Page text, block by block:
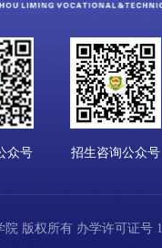
众号 招生咨询公众号
版权所有 办学许可证号